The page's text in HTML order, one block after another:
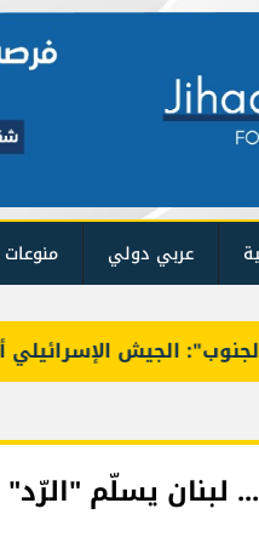
عربي دولي منوعات
الجيش الإسرائيلي
يسلّم